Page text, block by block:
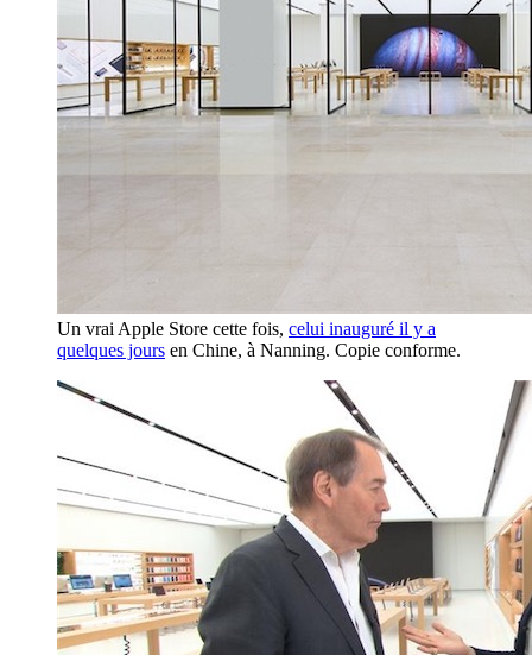
Un vrai Apple Store cette fois, celui inauguré il y a
quelques jours en Chine, à Nanning. Copie conforme.